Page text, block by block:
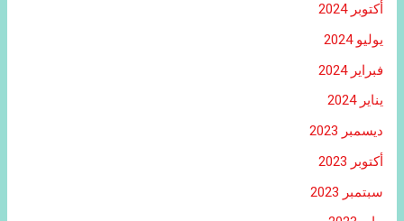
أكتوبر 2024
يوليو 2024
فبراير 2024
يناير 2024
ديسمبر 2023
أكتوبر 2023
سبتمبر 2023